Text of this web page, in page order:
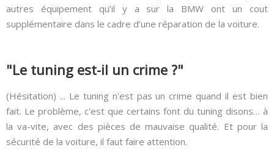
autres équipement qu’il y a sur la BMW ont un cout
supplémentaire dans le cadre d’une réparation de la voiture.
"Le tuning est-il un crime ?"
(Hésitation) ... Le tuning n'est pas un crime quand il est bien
fait. Le problème, c'est que certains font du tuning disons… à
la va-vite, avec des pièces de mauvaise qualité. Et pour la
sécurité de la voiture, il faut faire attention.